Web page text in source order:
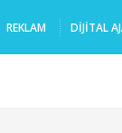
REKLAM DIJITAL